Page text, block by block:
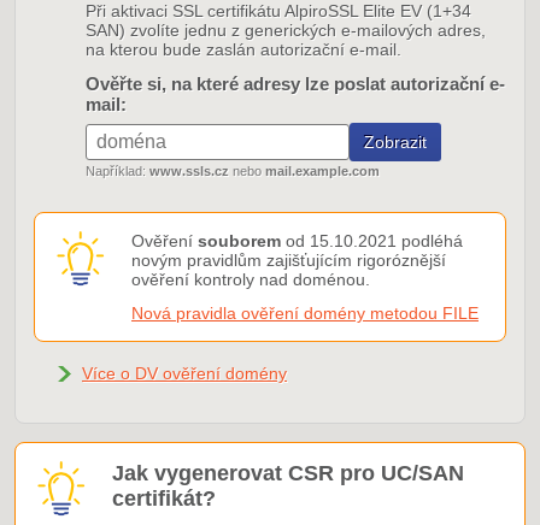
Při aktivaci SSL certifikátu AlpiroSSL Elite EV (1+34
SAN) zvolíte jednu z generických e-mailových adres,
na kterou bude zaslán autorizační e-mail.
Ověřte si, na které adresy lze poslat autorizační e-
mail:
Například: www.ssls.cz nebo mail.example.com
Ověření souborem od 15.10.2021 podléhá
novým pravidlům zajišťujícím rigoróznější
ověření kontroly nad doménou.
Nová pravidla ověření domény metodou FILE
Více o DV ověření domény
Jak vygenerovat CSR pro UC/SAN
certifikát?